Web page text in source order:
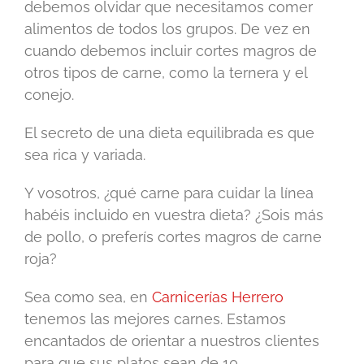
debemos olvidar que necesitamos comer
alimentos de todos los grupos. De vez en
cuando debemos incluir cortes magros de
otros tipos de carne, como la ternera y el
conejo.
El secreto de una dieta equilibrada es que
sea rica y variada.
Y vosotros, ¿qué carne para cuidar la línea
habéis incluido en vuestra dieta? ¿Sois más
de pollo, o preferís cortes magros de carne
roja?
Sea como sea, en Carnicerías Herrero
tenemos las mejores carnes. Estamos
encantados de orientar a nuestros clientes